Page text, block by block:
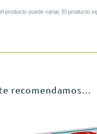
producto puede variar. El producto
recomendamos…